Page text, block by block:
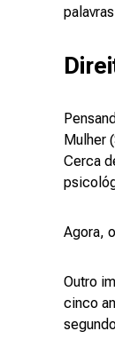
Mulher
Cerca
Agora,
Outro
cinco